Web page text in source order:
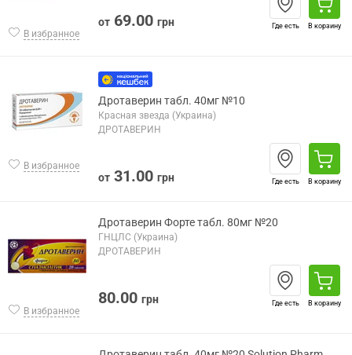
В избранное
от 69.00 грн Где есть В корзину
В избранное
Дротаверин табл. 40мг №10
Красная звезда (Украина)
ДРОТАВЕРИН
от 31.00 грн Где есть В корзину
В избранное
Дротаверин Форте табл. 80мг №20
ГНЦЛС (Украина)
ДРОТАВЕРИН
80.00 грн Где есть В корзину